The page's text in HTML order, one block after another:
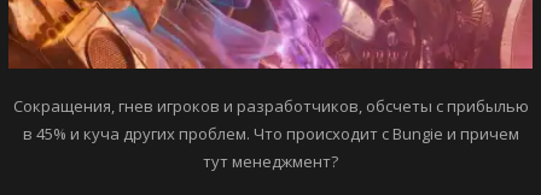
Сокращения, гнев игроков и разработчиков, обсчеты с прибылью
в 45% и куча других проблем. Что происходит с Bungie и причем
тут менеджмент?